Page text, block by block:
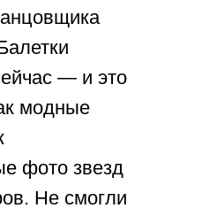
— и это
модные
фото звезд
Не смогли